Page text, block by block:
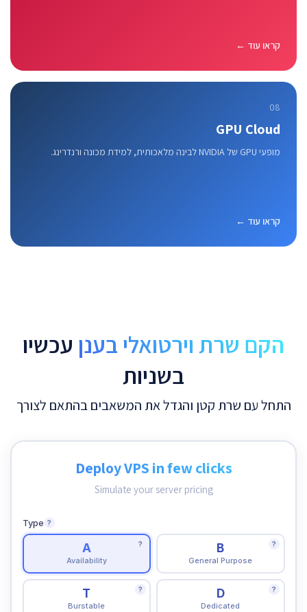
קראו עוד ←
08
GPU Cloud
מופעי GPU של NVIDIA לבינה מלאכותית, למידת מכונה ורנדרינג.
קראו עוד ←
הקם שרת וירטואלי בענן עכשיו
בשניות
התחל עם שרת קטן והגדל את המשאבים בהתאם לצורך
Deploy VPS in few clicks
Simulate your server pricing
Type ?
A
Availability
? B
General Purpose
?
T
Burstable
? D
Dedicated
?